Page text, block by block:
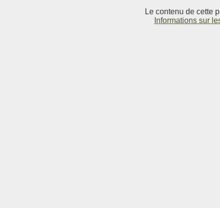
Le contenu de cette
Informations sur